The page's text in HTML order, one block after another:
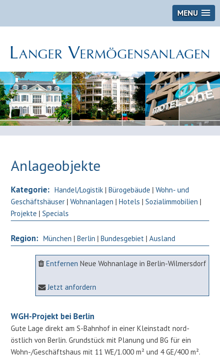
MENU
Anlageobjekte
Kategorie: Handel/Logistik |Bürogebäude |Wohn- und
Geschäftshäuser |Wohnanlagen |Hotels |Sozialimmobilien |
Projekte |Specials
Region: München |Berlin |Bundesgebiet |Ausland
Entfernen Neue Wohnanlage in Berlin-Wilmersdorf
Jetzt anfordern
WGH-Projekt bei Berlin
Gute Lage direkt am S-Bahnhof in einer Kleinstadt nord-
östlich von Berlin. Grundstück mit Planung und BG für ein
Wohn-/Geschäftshaus mit 11 WE/1.000 m² und 4 GE/400 m².